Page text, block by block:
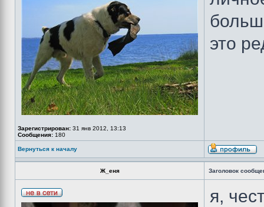
Зарегистрирован: 31 янв 2012, 13:13
Сообщения: 180
это
Вернуться к началу
Ж_еня Заголовок
я,